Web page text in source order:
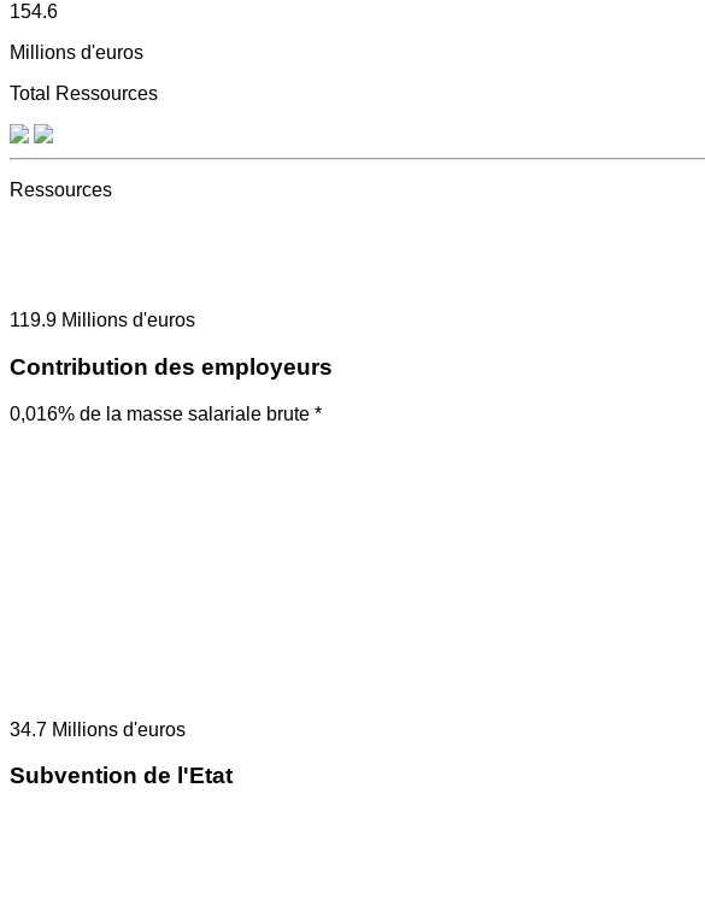
154.6
Millions d'euros
Total Ressources
Ressources
119.9 Millions d'euros
Contribution des employeurs
0,016% de la masse salariale brute *
34.7 Millions d'euros
Subvention de l'Etat